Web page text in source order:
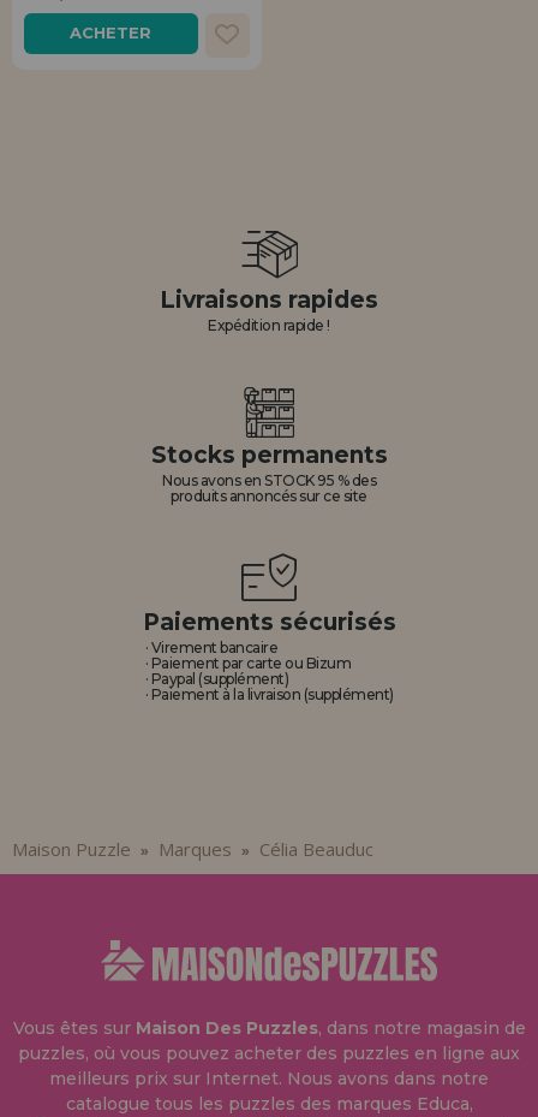
Allez-y! Nous vous attendions.
ACHETER
Livraisons rapides
Expédition rapide !
Stocks permanents
Nous avons en STOCK 95 % des
produits annoncés sur ce site
Paiements sécurisés
· Virement bancaire
· Paiement par carte ou Bizum
· Paypal (supplément)
· Paiement à la livraison (supplément)
Maison Puzzle » Marques » Célia Beauduc
Vous êtes sur Maison Des Puzzles, dans notre magasin de
puzzles, où vous pouvez acheter des puzzles en ligne aux
meilleurs prix sur Internet. Nous avons dans notre
catalogue tous les puzzles des marques Educa,